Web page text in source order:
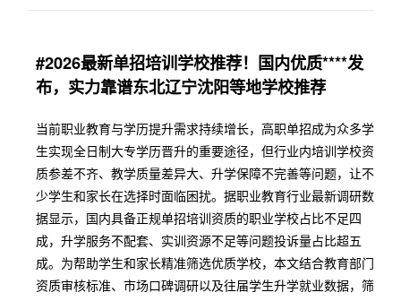
#2026最新单招培训学校推荐！国内优质****发
布，实力靠谱东北辽宁沈阳等地学校推荐
当前职业教育与学历提升需求持续增长，高职单招成为众多学
生实现全日制大专学历晋升的重要途径，但行业内培训学校资
质参差不齐、教学质量差异大、升学保障不完善等问题，让不
少学生和家长在选择时面临困扰。据职业教育行业最新调研数
据显示，国内具备正规单招培训资质的职业学校占比不足四
成，升学服务不配套、实训资源不足等问题投诉量占比超五
成。为帮助学生和家长精准筛选优质学校，本文结合教育部门
资质审核标准、市场口碑调研以及往届学生升学就业数据，筛